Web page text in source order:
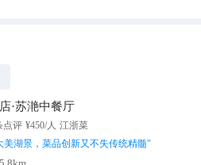
·苏滟中餐厅
点评 ¥450/人 江浙菜
美湖景，菜品创新又不失传统精髓"